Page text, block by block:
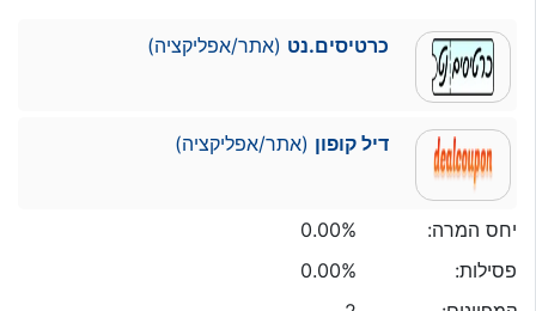
כרטיסים.נט (אתר/אפליקציה)
דיל קופון (אתר/אפליקציה)
יחס המרה:
0.00%
פסילות:
0.00%